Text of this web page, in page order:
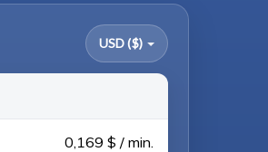
USD ($)
0,169 $ / min.